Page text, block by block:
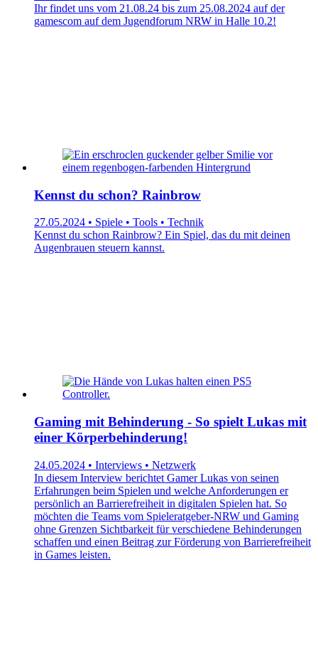
Ihr findet uns vom 21.08.24 bis zum 25.08.2024 auf der
gamescom auf dem Jugendforum NRW in Halle 10.2!
Kennst du schon? Rainbrow
27.05.2024 • Spiele • Tools • Technik
Kennst du schon Rainbrow? Ein Spiel, das du mit deinen
Augenbrauen steuern kannst.
Gaming mit Behinderung - So spielt Lukas mit
einer Körperbehinderung!
24.05.2024 • Interviews • Netzwerk
In diesem Interview berichtet Gamer Lukas von seinen
Erfahrungen beim Spielen und welche Anforderungen er
persönlich an Barrierefreiheit in digitalen Spielen hat. So
möchten die Teams vom Spieleratgeber-NRW und Gaming
ohne Grenzen Sichtbarkeit für verschiedene Behinderungen
schaffen und einen Beitrag zur Förderung von Barrierefreiheit
in Games leisten.